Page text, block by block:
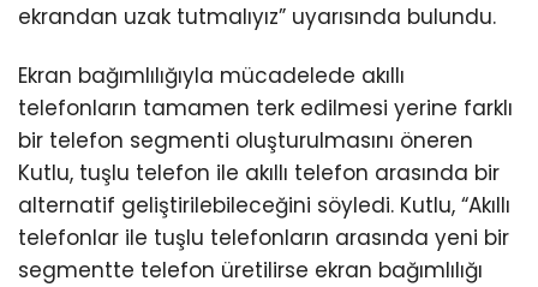
ekrandan uzak tutmalıyız” uyarısında bulundu.
Ekran bağımlılığıyla mücadelede akıllı
telefonların tamamen terk edilmesi yerine farklı
bir telefon segmenti oluşturulmasını öneren
Kutlu, tuşlu telefon ile akıllı telefon arasında bir
alternatif geliştirilebileceğini söyledi. Kutlu, “Akıllı
telefonlar ile tuşlu telefonların arasında yeni bir
segmentte telefon üretilirse ekran bağımlılığı